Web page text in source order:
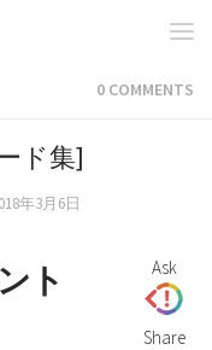
0 COMMENTS
ド集]
年3月6日
ト
Ask
Share